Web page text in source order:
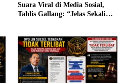
Suara Viral di Media Sosial,
Tahlis Gallang: “Jelas Sekali